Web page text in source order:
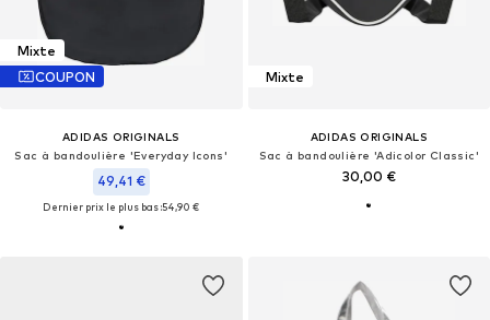
Mixte
COUPON
ADIDAS ORIGINALS
Sac à bandoulière 'Everyday Icons'
49,41 €
Dernier prix le plus bas :54,90 €
Mixte
ADIDAS ORIGINALS
Sac à bandoulière 'Adicolor Classic'
30,00 €